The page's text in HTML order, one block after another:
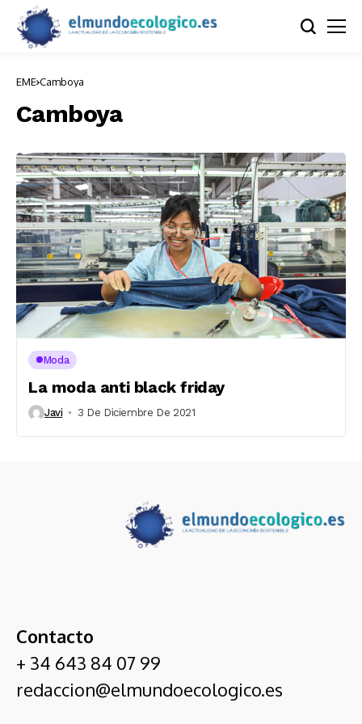
EME Camboya
Camboya
Moda
La moda anti black friday
Javi 3 De Diciembre De 2021
Contacto
+ 34 643 84 07 99
redaccion@elmundoecologico.es